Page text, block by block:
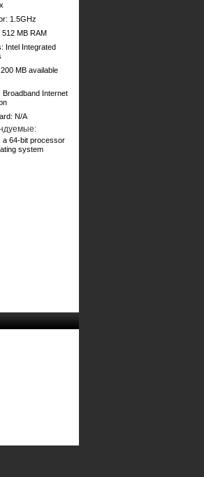
1.5GHz
MB RAM
Intel Integrated
MB available
Broadband Internet
N/A
a 64-bit processor
system